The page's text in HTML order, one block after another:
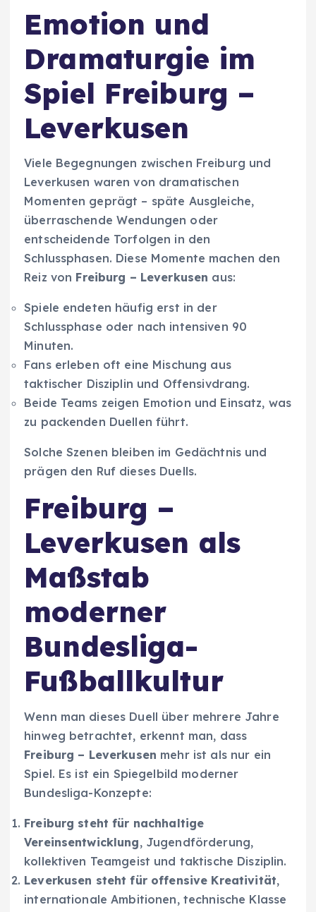
Emotion und
Dramaturgie im
Spiel Freiburg –
Leverkusen
Viele Begegnungen zwischen Freiburg und
Leverkusen waren von dramatischen
Momenten geprägt – späte Ausgleiche,
überraschende Wendungen oder
entscheidende Torfolgen in den
Schlussphasen. Diese Momente machen den
Reiz von Freiburg – Leverkusen aus:
Spiele endeten häufig erst in der
Schlussphase oder nach intensiven 90
Minuten.
Fans erleben oft eine Mischung aus
taktischer Disziplin und Offensivdrang.
Beide Teams zeigen Emotion und Einsatz, was
zu packenden Duellen führt.
Solche Szenen bleiben im Gedächtnis und
prägen den Ruf dieses Duells.
Freiburg –
Leverkusen als
Maßstab
moderner
Bundesliga-
Fußballkultur
Wenn man dieses Duell über mehrere Jahre
hinweg betrachtet, erkennt man, dass
Freiburg – Leverkusen mehr ist als nur ein
Spiel. Es ist ein Spiegelbild moderner
Bundesliga-Konzepte:
Freiburg steht für nachhaltige
Vereinsentwicklung, Jugendförderung,
kollektiven Teamgeist und taktische Disziplin.
Leverkusen steht für offensive Kreativität,
internationale Ambitionen, technische Klasse